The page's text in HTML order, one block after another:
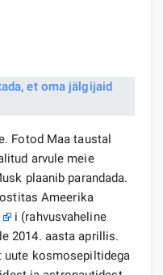
Fotod Maa taustal
arvule meie
plaanib parandada.
Ameerika
i (rahvusvaheline
2014. aasta aprillis.
uute kosmosepiltidega